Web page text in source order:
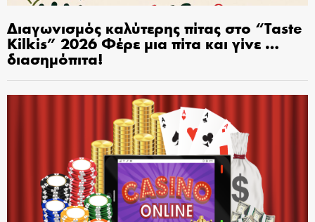
Διαγωνισμός καλύτερης πίτας στο “Taste
Kilkis” 2026 Φέρε μια πίτα και γίνε …
διασημόπιτα!